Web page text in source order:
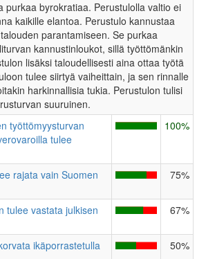
purkaa byrokratiaa. Perustulolla valtio ei
kaikille elantoa. Perustulo kannustaa
parantamiseen. Se purkaa
kannustinloukot, sillä työttömänkin
lisäksi taloudellisesti aina ottaa työtä
tulee siirtyä vaiheittain, ja sen rinnalle
harkinnallisia tukia. Perustulon tulisi
suuruinen.
työttömyysturvan
tulee
100%
rajata vain Suomen
75%
tulee vastata julkisen
67%
ikäporrastetulla
50%